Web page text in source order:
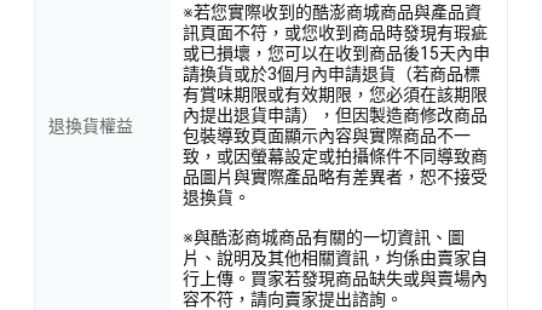
退換貨權益
※若您實際收到的酷澎商城商品與產品資
訊頁面不符，或您收到商品時發現有瑕疵
或已損壞，您可以在收到商品後15天內申
請換貨或於3個月內申請退貨（若商品標
有賞味期限或有效期限，您必須在該期限
內提出退貨申請），但因製造商修改商品
包裝導致頁面顯示內容與實際商品不一
致，或因螢幕設定或拍攝條件不同導致商
品圖片與實際產品略有差異者，恕不接受
退換貨。
※與酷澎商城商品有關的一切資訊、圖
片、說明及其他相關資訊，均係由賣家自
行上傳。買家若發現商品缺失或與賣場內
容不符，請向賣家提出諮詢。